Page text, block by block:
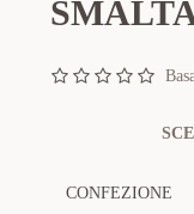
CONFEZIONE